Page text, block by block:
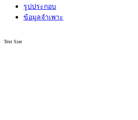
รูปประกอบ
ข้อมูลจำเพาะ
Text Size